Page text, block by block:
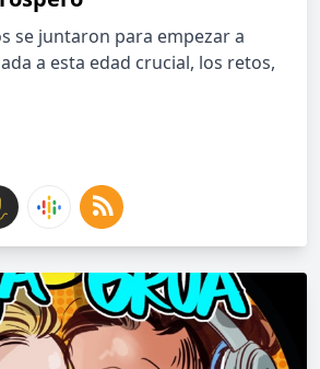
se juntaron para empezar a
a esta edad crucial, los retos,